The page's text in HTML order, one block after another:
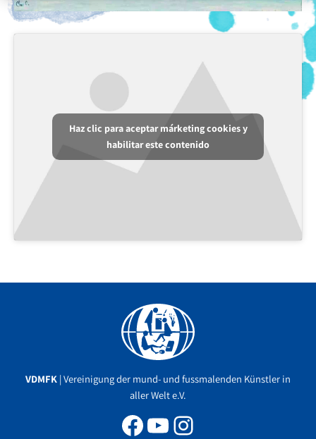
Haz clic para aceptar márketing cookies y
habilitar este contenido
VDMFK | Vereinigung der mund- und fussmalenden Künstler in
aller Welt e.V.
Facebook
YouTube
Instagram